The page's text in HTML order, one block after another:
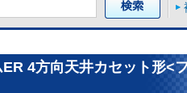
4方向天井カセット形<